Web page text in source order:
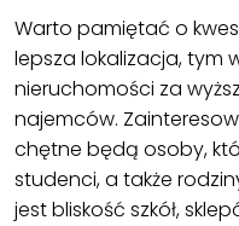
Warto pamiętać o
lepsza lokalizacja, tym
nieruchomości za
najemców.
chętne będą osoby,
studenci, a także
jest bliskość szkół,